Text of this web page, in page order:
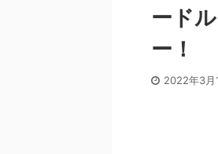
ード
ー！
2022年3月